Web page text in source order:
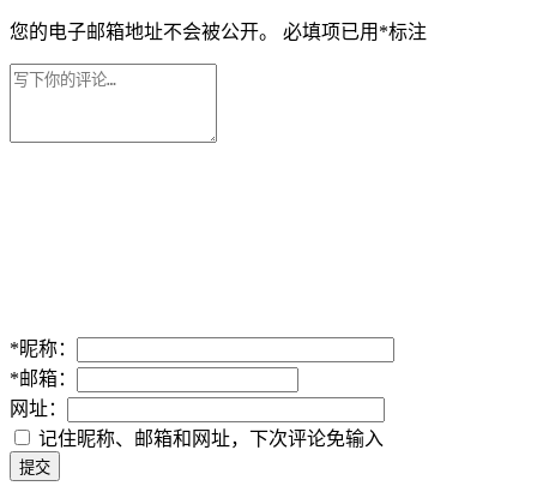
您的电子邮箱地址不会被公开。 必填项已用 *标注
*昵称：
*邮箱：
网址：
记住昵称、邮箱和网址，下次评论免输入
提交